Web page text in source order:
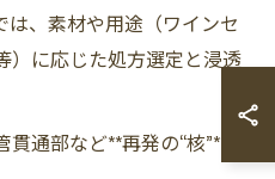
は、素材や用途（ワインセ
）に応じた処方選定と浸透
通部など**再発の“核”**を